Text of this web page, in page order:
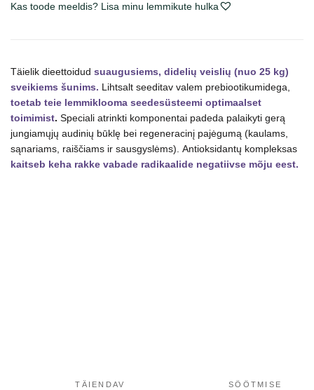
sausas
kg
Kas toode meeldis? Lisa minu lemmikute hulka
Täielik dieettoidud suaugusiems, didelių veislių (nuo 25 kg)
sveikiems šunims. Lihtsalt seeditav valem prebiootikumidega,
toetab teie lemmiklooma seedesüsteemi optimaalset
toimimist. Speciali atrinkti komponentai padeda palaikyti gerą
jungiamųjų audinių būklę bei regeneracinį pajėgumą (kaulams,
sąnariams, raiščiams ir sausgyslėms). Antioksidantų kompleksas
kaitseb keha rakke vabade radikaalide negatiivse mõju eest.
TÄIENDAV SÖÖTMISE